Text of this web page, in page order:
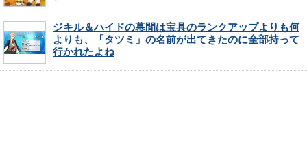
ジキル＆ハイドの幕間は宝具のランクアップよりも何
よりも、「タツミ」の名前が出てきたのに全部持って
行かれたよね